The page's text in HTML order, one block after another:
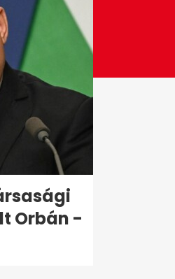
Orbán -